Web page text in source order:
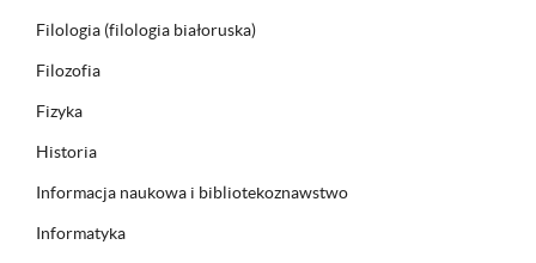
Filologia (filologia białoruska)
Filozofia
Fizyka
Historia
Informacja naukowa i bibliotekoznawstwo
Informatyka